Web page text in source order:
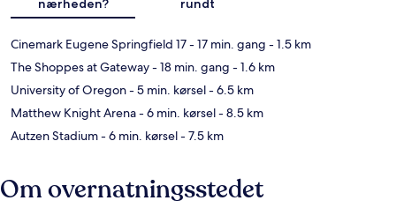
nærheden?
rundt
Cinemark Eugene Springfield 17- 17 min. gang - 1.5 km
The Shoppes at Gateway- 18 min. gang - 1.6 km
University of Oregon- 5 min. kørsel- 6.5 km
Matthew Knight Arena- 6 min. kørsel- 8.5 km
Autzen Stadium- 6 min. kørsel- 7.5 km
Om overnatningsstedet